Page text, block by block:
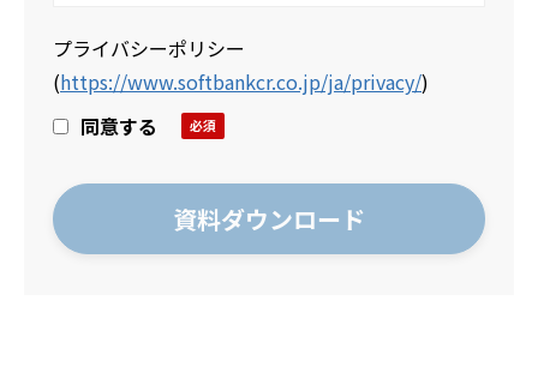
プライバシーポリシー
(https://www.softbankcr.co.jp/ja/privacy/)
同意する